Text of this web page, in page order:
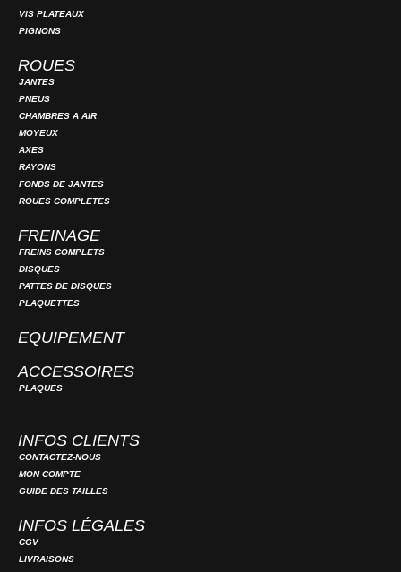
VIS PLATEAUX
PIGNONS
ROUES
JANTES
PNEUS
CHAMBRES A AIR
MOYEUX
AXES
RAYONS
FONDS DE JANTES
ROUES COMPLETES
FREINAGE
FREINS COMPLETS
DISQUES
PATTES DE DISQUES
PLAQUETTES
EQUIPEMENT
ACCESSOIRES
PLAQUES
INFOS CLIENTS
CONTACTEZ-NOUS
MON COMPTE
GUIDE DES TAILLES
INFOS LÉGALES
CGV
LIVRAISONS